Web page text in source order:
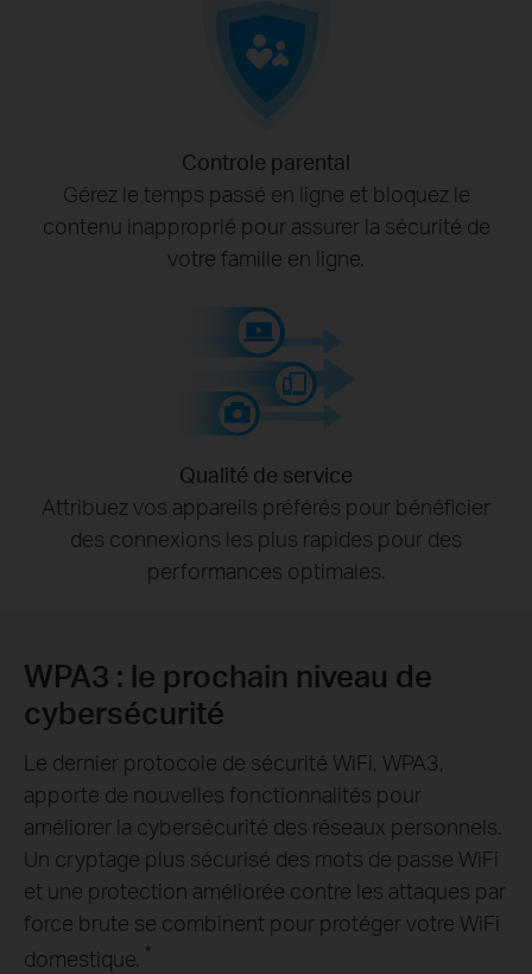
Controle parental
Gérez le temps passé en ligne et bloquez le
contenu inapproprié pour assurer la sécurité de
votre famille en ligne.
Qualité de service
Attribuez vos appareils préférés pour bénéficier
des connexions les plus rapides pour des
performances optimales.
WPA3 : le prochain niveau de
cybersécurité
Le dernier protocole de sécurité WiFi, WPA3,
apporte de nouvelles fonctionnalités pour
améliorer la cybersécurité des réseaux personnels.
Un cryptage plus sécurisé des mots de passe WiFi
et une protection améliorée contre les attaques par
force brute se combinent pour protéger votre WiFi
domestique. *